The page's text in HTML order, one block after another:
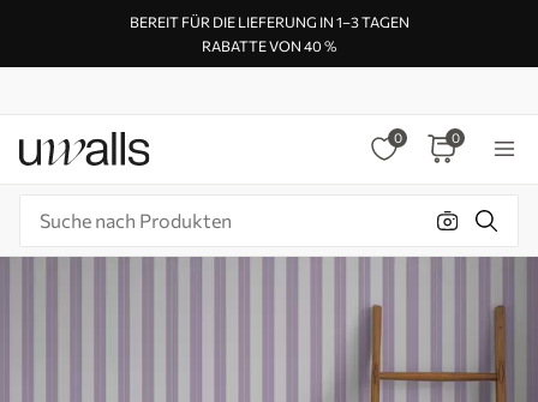
BEREIT FÜR DIE LIEFERUNG IN 1–3 TAGEN
RABATTE VON 40 %
0 0